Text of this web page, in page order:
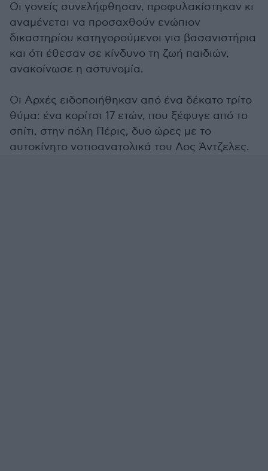
Οι γονείς συνελήφθησαν, προφυλακίστηκαν κι
αναμένεται να προσαχθούν ενώπιον
δικαστηρίου κατηγορούμενοι για βασανιστήρια
και ότι έθεσαν σε κίνδυνο τη ζωή παιδιών,
ανακοίνωσε η αστυνομία.
Οι Αρχές ειδοποιήθηκαν από ένα δέκατο τρίτο
θύμα: ένα κορίτσι 17 ετών, που ξέφυγε από το
σπίτι, στην πόλη Πέρις, δυο ώρες με το
αυτοκίνητο νοτιοανατολικά του Λος Άντζελες.